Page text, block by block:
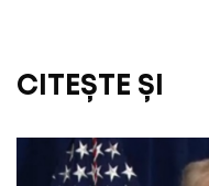
CITEȘTE ȘI